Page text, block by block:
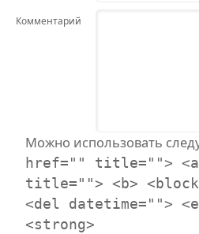
Комментарий
Можно использовать
href="" title="">
title=""> <b>
<del datetime="">
<strong>